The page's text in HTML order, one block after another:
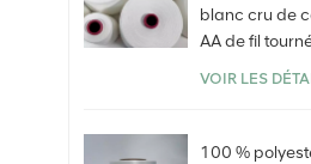
blanc cru de
AA de fil
anneau de
VOIR LES
100 %